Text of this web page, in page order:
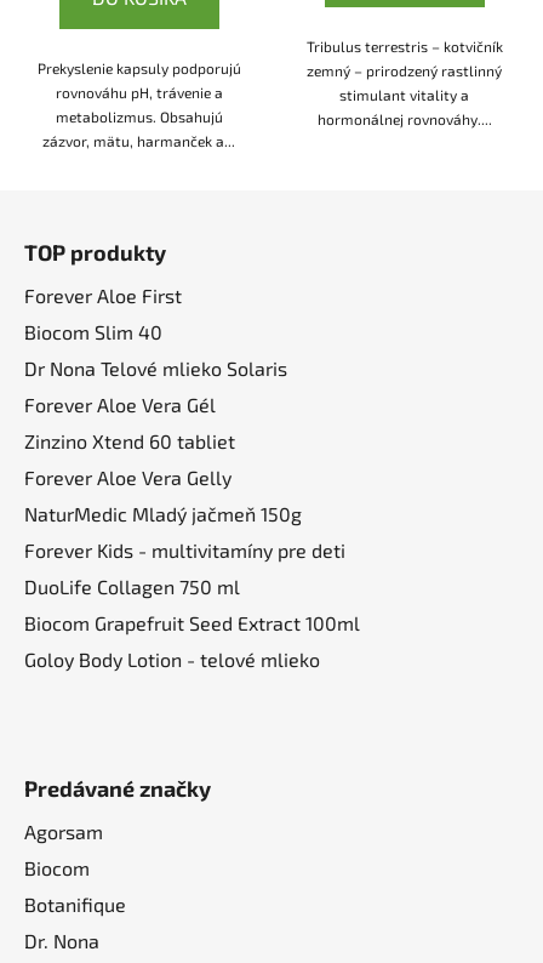
Prekyslenie kapsuly podporujú
rovnováhu pH, trávenie a
metabolizmus. Obsahujú
zázvor, mätu, harmanček a...
Tribulus terrestris – kotvičník
zemný – prirodzený rastlinný
stimulant vitality a
hormonálnej rovnováhy....
TOP produkty
Forever Aloe First
Biocom Slim 40
Dr Nona Telové mlieko Solaris
Forever Aloe Vera Gél
Zinzino Xtend 60 tabliet
Forever Aloe Vera Gelly
NaturMedic Mladý jačmeň 150g
Forever Kids - multivitamíny pre deti
DuoLife Collagen 750 ml
Biocom Grapefruit Seed Extract 100ml
Goloy Body Lotion - telové mlieko
Predávané značky
Agorsam
Biocom
Botanifique
Dr. Nona